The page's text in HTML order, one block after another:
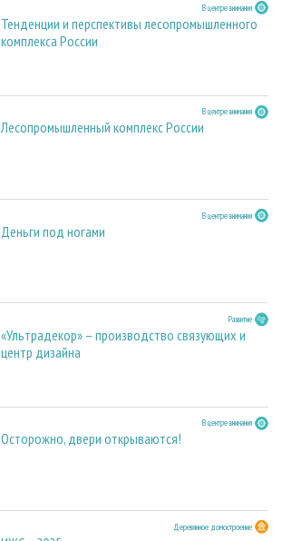
В центре внимания
Тенденции и перспективы лесопромышленного
комплекса России
В центре внимания
Лесопромышленный комплекс России
В центре внимания
Деньги под ногами
Развитие
«Ультрадекор» – производство связующих и
центр дизайна
В центре внимания
Осторожно, двери открываются!
Деревянное домостроение